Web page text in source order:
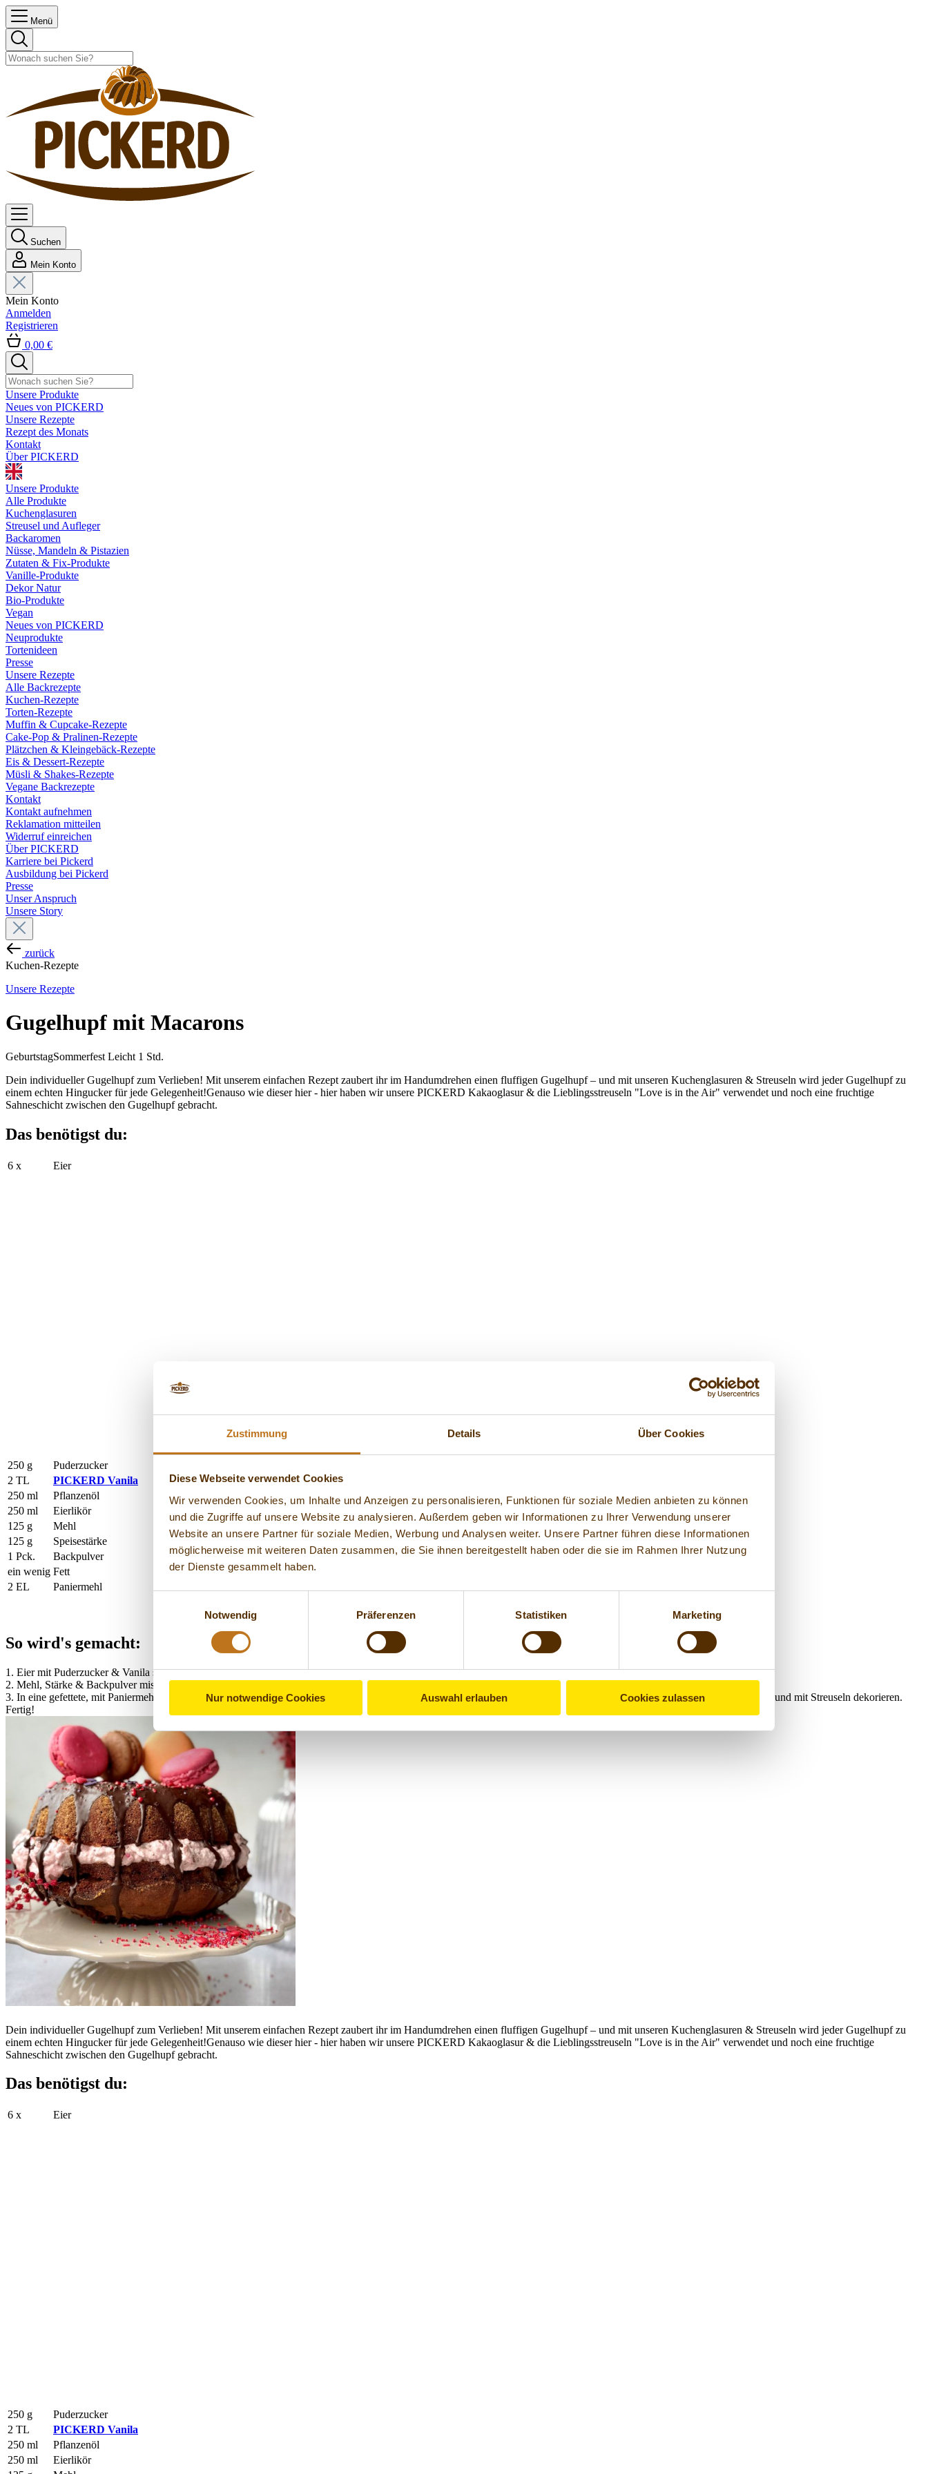
Zustimmung Details Über Cookies
Diese Webseite verwendet Cookies
Wir verwenden Cookies, um Inhalte und Anzeigen zu personalisieren, Funktionen für soziale Medien anbieten zu können
und die Zugriffe auf unsere Website zu analysieren. Außerdem geben wir Informationen zu Ihrer Verwendung unserer
Website an unsere Partner für soziale Medien, Werbung und Analysen weiter. Unsere Partner führen diese Informationen
möglicherweise mit weiteren Daten zusammen, die Sie ihnen bereitgestellt haben oder die sie im Rahmen Ihrer Nutzung
der Dienste gesammelt haben.
Notwendig
Präferenzen Statistiken Marketing
Nur notwendige Cookies Auswahl erlauben Cookies zulassen
Menü
Suchen
Mein Konto
Mein Konto
Anmelden
Registrieren
0,00 €
Unsere Produkte
Neues von PICKERD
Unsere Rezepte
Rezept des Monats
Kontakt
Über PICKERD
Unsere Produkte
Alle Produkte
Kuchenglasuren
Streusel und Aufleger
Backaromen
Nüsse, Mandeln & Pistazien
Zutaten & Fix-Produkte
Vanille-Produkte
Dekor Natur
Bio-Produkte
Vegan
Neues von PICKERD
Neuprodukte
Tortenideen
Presse
Unsere Rezepte
Alle Backrezepte
Kuchen-Rezepte
Torten-Rezepte
Muffin & Cupcake-Rezepte
Cake-Pop & Pralinen-Rezepte
Plätzchen & Kleingebäck-Rezepte
Eis & Dessert-Rezepte
Müsli & Shakes-Rezepte
Vegane Backrezepte
Kontakt
Kontakt aufnehmen
Reklamation mitteilen
Widerruf einreichen
Über PICKERD
Karriere bei Pickerd
Ausbildung bei Pickerd
Presse
Unser Anspruch
Unsere Story
zurück
Kuchen-Rezepte
Unsere Rezepte
Gugelhupf mit Macarons
GeburtstagSommerfest Leicht 1 Std.
Dein individueller Gugelhupf zum Verlieben! Mit unserem einfachen Rezept zaubert ihr im Handumdrehen einen fluffigen Gugelhupf – und mit unseren Kuchenglasuren & Streuseln wird jeder Gugelhupf zu
einem echten Hingucker für jede Gelegenheit!Genauso wie dieser hier - hier haben wir unsere PICKERD Kakaoglasur & die Lieblingsstreuseln "Love is in the Air" verwendet und noch eine fruchtige
Sahneschicht zwischen den Gugelhupf gebracht.
Das benötigst du:
6 x Eier
250 g
Puderzucker
2 TL
PICKERD Vanila
250 ml
Pflanzenöl
250 ml
Eierlikör
125 g
Mehl
125 g
Speisestärke
1 Pck.
Backpulver
ein wenig Fett
2 EL
Paniermehl
So wird's gemacht:
1. Eier mit Puderzucker & Vanila schaumig schlagen. Öl & Eierlikör mischen und langsam einrühren.
2. Mehl, Stärke & Backpulver mischen und unterheben.
3. In eine gefettete, mit Paniermehl ausgestreute Gugelhupfform füllen. Bei 180 °C (Umluft 160 °C) ca. 45 Min. backen. 4. Abkühlen lassen, dann mit Kuchenglasur überziehen und mit Streuseln dekorieren.
Fertig!
Dein individueller Gugelhupf zum Verlieben! Mit unserem einfachen Rezept zaubert ihr im Handumdrehen einen fluffigen Gugelhupf – und mit unseren Kuchenglasuren & Streuseln wird jeder Gugelhupf zu
einem echten Hingucker für jede Gelegenheit!Genauso wie dieser hier - hier haben wir unsere PICKERD Kakaoglasur & die Lieblingsstreuseln "Love is in the Air" verwendet und noch eine fruchtige
Sahneschicht zwischen den Gugelhupf gebracht.
Das benötigst du:
6 x Eier
250 g
Puderzucker
2 TL
PICKERD Vanila
250 ml
Pflanzenöl
250 ml
Eierlikör